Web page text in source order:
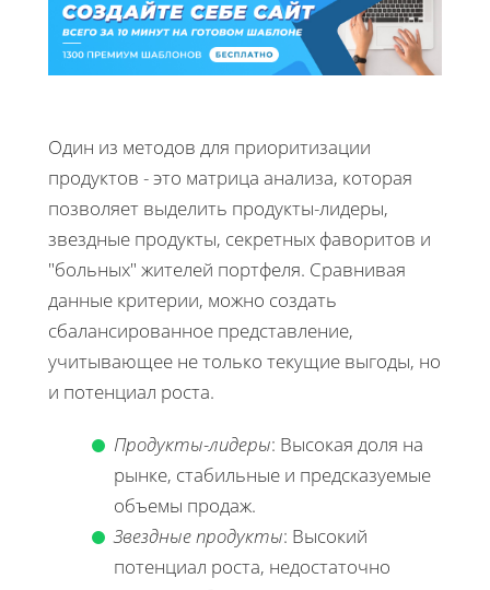
Один из методов для приоритизации
продуктов - это матрица анализа, которая
позволяет выделить продукты-лидеры,
звездные продукты, секретных фаворитов и
"больных" жителей портфеля. Сравнивая
данные критерии, можно создать
сбалансированное представление,
учитывающее не только текущие выгоды, но
и потенциал роста.
Продукты-лидеры: Высокая доля на
рынке, стабильные и предсказуемые
объемы продаж.
Звездные продукты: Высокий
потенциал роста, недостаточно